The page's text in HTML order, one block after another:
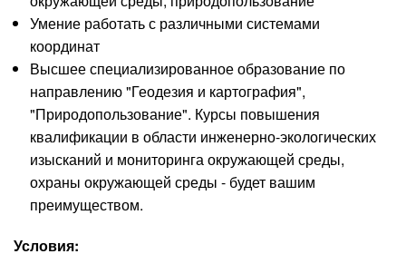
Умение работать с различными системами
координат
Высшее специализированное образование по
направлению "Геодезия и картография",
"Природопользование". Курсы повышения
квалификации в области инженерно-экологических
изысканий и мониторинга окружающей среды,
охраны окружающей среды - будет вашим
преимуществом.
Условия: